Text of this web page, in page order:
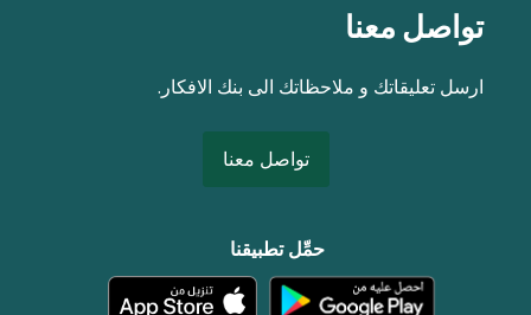
تواصل معنا
ارسل تعليقاتك و ملاحظاتك الى بنك الافكار.
تواصل معنا
حمِّل تطبيقنا